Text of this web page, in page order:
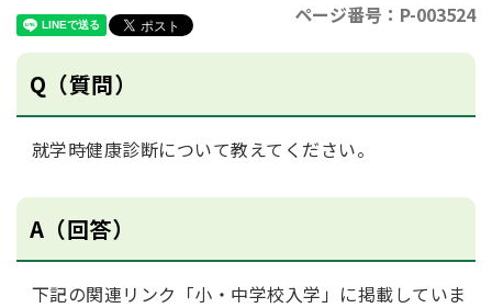
ページ番号：P-003524
Q（質問）
就学時健康診断について教えてください。
A（回答）
下記の関連リンク「小・中学校入学」に掲載していま